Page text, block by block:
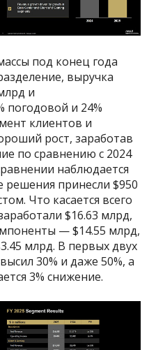
под конец года
выручка
и
погодовой и 24%
клиентов и
рост, заработав
по сравнению с 2024
наблюдается
решения принесли $950
Что касается всего
$16.63 млрд,
— $14.55 млрд,
млрд. В первых двух
30% и даже 50%, а
3% снижение.